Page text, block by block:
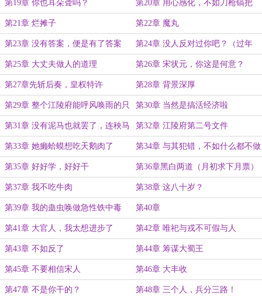
第19章 你也耳朵聋吗？ 第20章 用心感化，不如刀枪镐把
第21章 烂摊子 第22章 魔丸
第23章 没有答案，便是有了答案
（祝大家除夕快乐）
第24章 没人反对过你吧？（过年
好）
第25章 大丈夫做人的道理 第26章 宋状元，你这是何意？
第27章先斩后奏，皇权特许 第28章 背景深厚
第29章 整个江陵府能呼风唤雨的只
有一个爷爷
第30章 当然是搞活经济啦
第31章 没有泥马也就罢了，连秧马
都没有？
第32章 江陵府第二号文件
第33章 她癞蛤蟆想吃天鹅肉了 第34章 与其犯错，不如什么都不做
第35章 好好学，好好干 第36章黑白两道（月初求下月票）
第37章 我不吃牛肉 第38章 这八十岁？
第39章 我的蛊虫唤做急性铁中毒 第40章
第41章 大官人，我太想进步了 第42章 唯祀与戎不可假与人
第43章 不如反了 第44章 筹谋大蜀王
第45章 不要相信宋人 第46章 大丰收
第47章 不是你干的？ 第48章 三个人，兵分三路！